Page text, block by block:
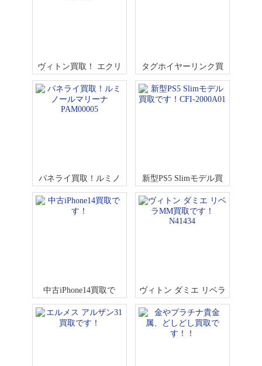
ヴィトン買取！ エクリ
プス ビジューサック M
P2467
タグホイヤーリンク買
取です！WT1119
パネライ買取！ルミノ
ールマリーナ PAM0000
5
新型PS5 Slimモデル買
取です！CFI-2000A01
中古iPhone14買取で
す！
ヴィトン ダミエ リベラ
MM買取です！ N41434